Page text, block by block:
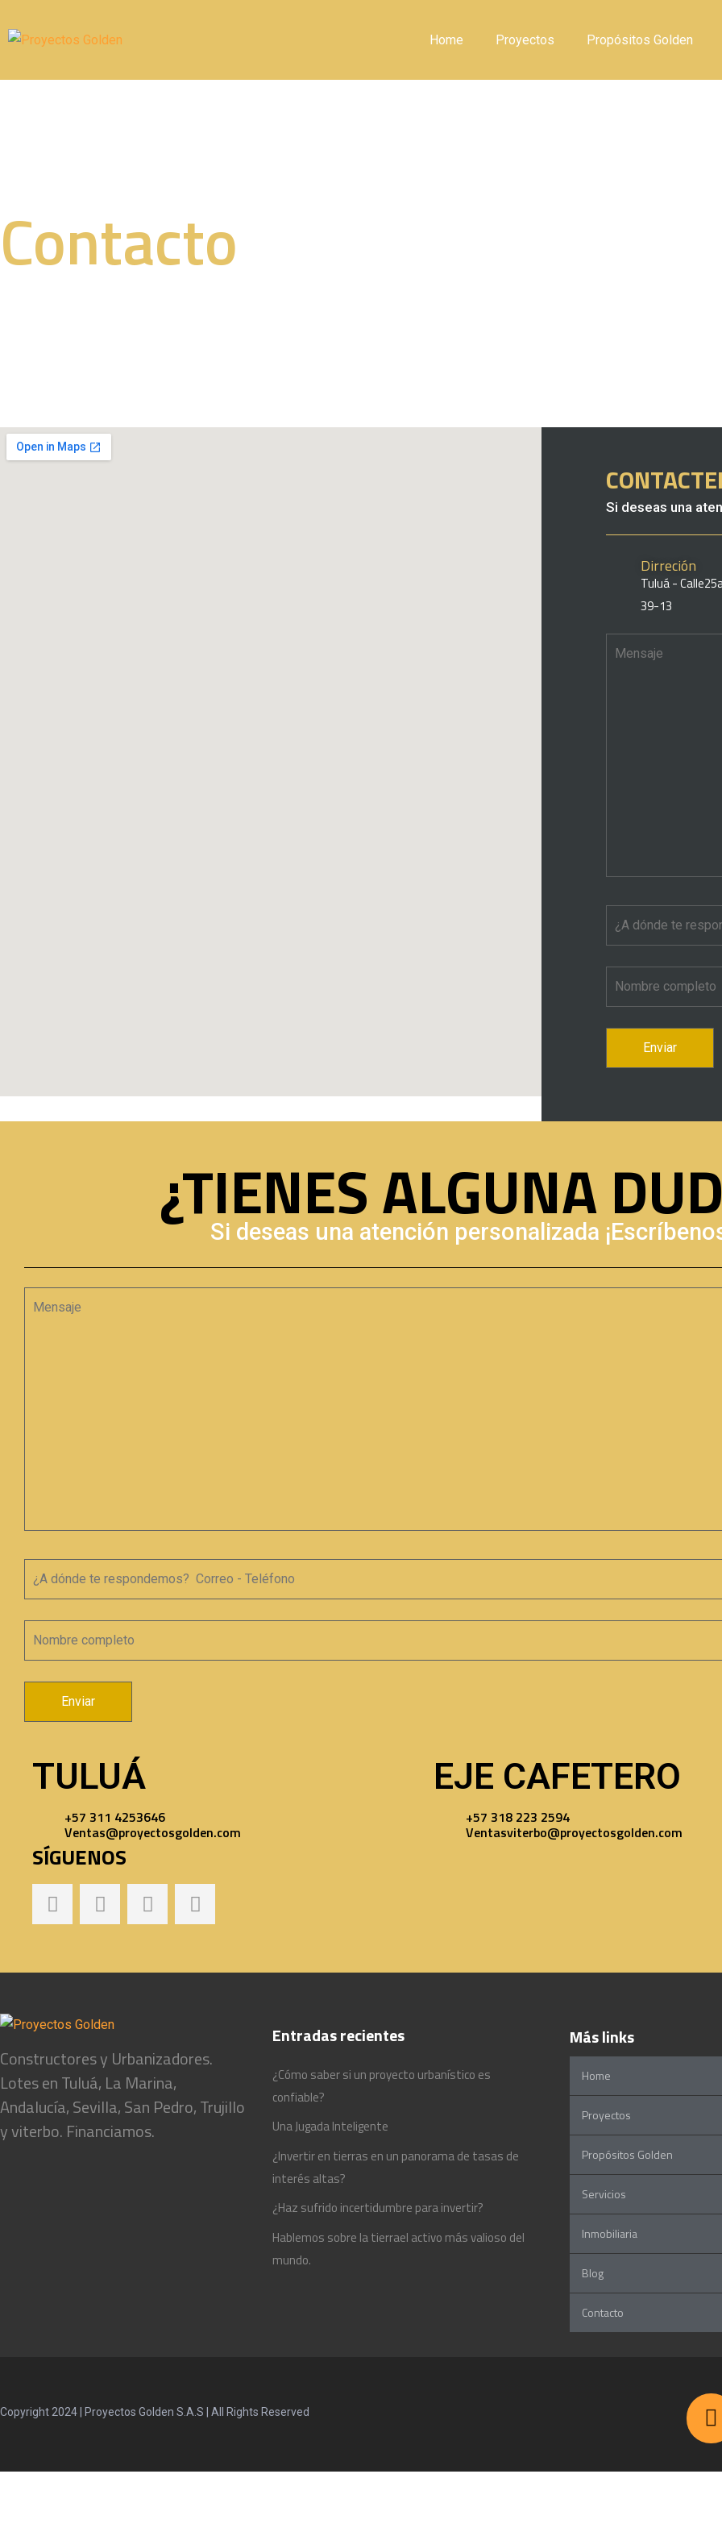
Home Proyectos Propósitos Golden
Contacto
Si deseas una
Dirreción
Tuluá -
39-13
¿TIENES ALGUNA
Si deseas una atención personalizada
TULUÁ
+57 311 4253646
Ventas@proyectosgolden.com
EJE CAFETERO
+57 318 223 2594
Ventasviterbo@proyectosgolden.com
SÍGUENOS
Constructores y Urbanizadores.
Lotes en Tuluá, La Marina,
Andalucía, Sevilla, San Pedro, Trujillo
y viterbo. Financiamos.
Entradas recientes
¿Cómo saber si un proyecto urbanístico es
confiable?
Una Jugada Inteligente
¿Invertir en tierras en un panorama de tasas de
interés altas?
¿Haz sufrido incertidumbre para invertir?
Hablemos sobre la tierrael activo más valioso del
mundo.
Más links
Home
Proyectos
Propósitos Golden
Servicios
Inmobiliaria
Blog
Contacto
Copyright 2024 | Proyectos Golden S.A.S | All Rights Reserved